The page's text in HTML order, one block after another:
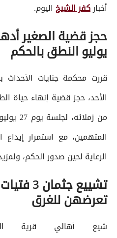
أخباركفر الشيخ اليوم.
يوليو النطق بالحكم
قررت محكمة جنايات الأحداث
من
المتهمين، مع استمرار إيداع
الرعاية لحين صدور الحكم،
تشييع
تعرضهن للغرق
شيع أهالي قرية